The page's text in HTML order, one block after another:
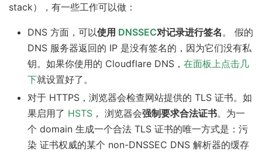
stack），有一些工作可以做：
DNS 方面，可以使用 DNSSEC对记录进行签名 。 假的
DNS 服务器返回的 IP 是没有签名的，因为它们没有私
钥。如果你使用的 Cloudflare DNS， 在面板上点击几
下就设置好了。
对于 HTTPS，浏览器会检查网站提供的 TLS 证书。如
果启用了 HSTS ， 浏览器会强制要求合法证书。为一
个 domain 生成一个合法 TLS 证书的唯一方式是：污
染 证书权威的某个 non-DNSSEC DNS 解析器的缓存